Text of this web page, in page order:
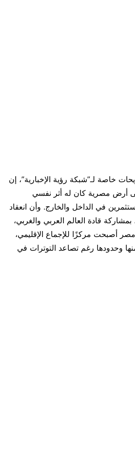
خاصة لـ”شبكة رؤية الإخبارية”، إن
أرض مصرية كان له أثر نفسي
في الداخل والخارج. وأن انعقاد
قادة العالم العربي والغربي،
أصبحت مركزًا للإجماع الإقليمي،
وحدودها رغم تصاعد التوترات في